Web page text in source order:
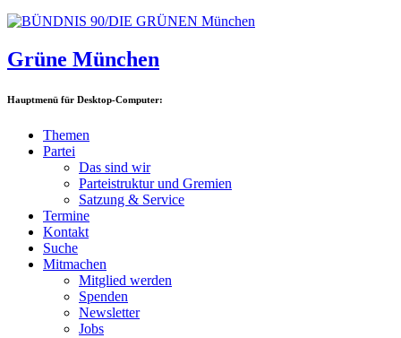
Grüne München
Hauptmenü für Desktop-Computer:
Themen
Partei
Das sind wir
Parteistruktur und Gremien
Satzung & Service
Termine
Kontakt
Suche
Mitmachen
Mitglied werden
Spenden
Newsletter
Jobs